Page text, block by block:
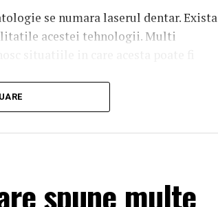
se numara laserul dentar. Exista
acestei tehnologii. Multi
concentrate de lumina pentru
In functie de tipul procedurii si de
in cadrul mai multor interventii
spune multe